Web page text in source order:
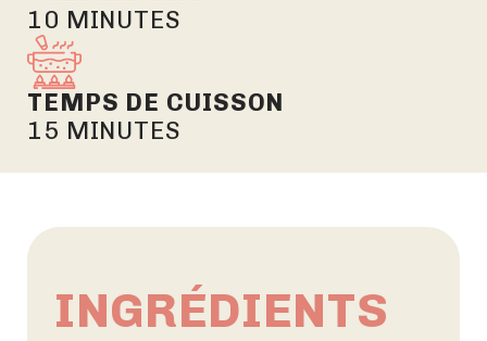
10 MINUTES
TEMPS DE CUISSON
15 MINUTES
INGRÉDIENTS